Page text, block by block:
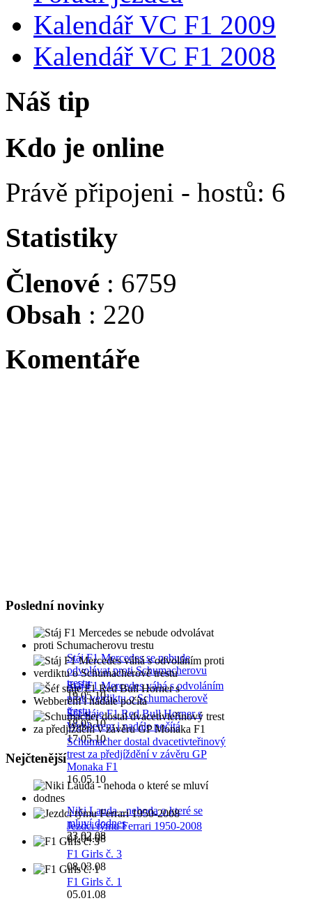
Kalendář VC F1 2009
Kalendář VC F1 2008
Náš tip
Kdo je online
Právě připojeni - hostů: 6
Statistiky
Členové : 6759
Obsah : 220
Komentáře
Poslední novinky
Stáj F1 Mercedes se nebude
odvolávat proti Schumacherovu
trestu
19.05.10
Stáj F1 Mercedes váhá s odvoláním
proti verdiktu o Schumacherově
trestu
18.05.10
Šéf stáje F1 Red Bull Horner s
Webberem i nadále počítá
17.05.10
Schumacher dostal dvacetivteřinový
trest za předjíždění v závěru GP
Monaka F1
16.05.10
Nejčtenější
Niki Lauda - nehoda o které se
mluví dodnes
23.02.08
Jezdci týmu Ferrari 1950-2008
01.04.08
F1 Girls č. 3
08.03.08
F1 Girls č. 1
05.01.08